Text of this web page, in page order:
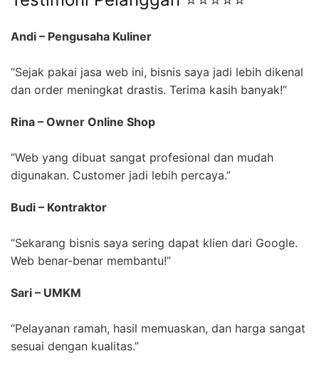
Andi – Pengusaha Kuliner
“Sejak pakai jasa web ini, bisnis saya jadi lebih dikenal
dan order meningkat drastis. Terima kasih banyak!”
Rina – Owner Online Shop
“Web yang dibuat sangat profesional dan mudah
digunakan. Customer jadi lebih percaya.”
Budi – Kontraktor
“Sekarang bisnis saya sering dapat klien dari Google.
Web benar-benar membantu!”
Sari – UMKM
“Pelayanan ramah, hasil memuaskan, dan harga sangat
sesuai dengan kualitas.”